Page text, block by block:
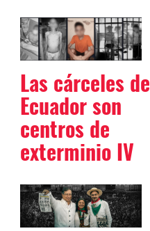
Las cárceles de
Ecuador son
centros de
exterminio IV